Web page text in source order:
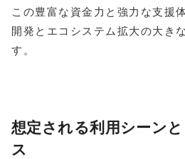
この豊富な資金力と強力な支援
開発とエコシステム拡大の大き
す。
想定される利用シーン
ス